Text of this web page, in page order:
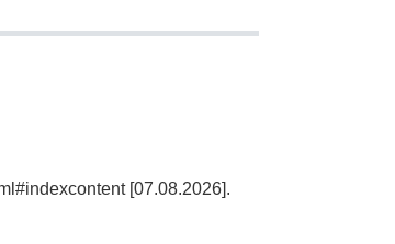
[07.08.2026].